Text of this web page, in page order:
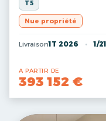
T5
Nue propriété
Livraison1T 2026 1/21
A PARTIR DE
393 152 €